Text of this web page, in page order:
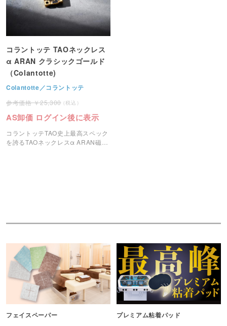
コラントッテ TAOネックレス
α ARAN クラシックゴールド
（Colantotte)
Colantotte／コラントッテ
25,300
AS卸価 ログイン後に表示
コラントッテTAO史上最高スペック
を誇るTAOネックレスα ARAN磁気
フェイスペーパー プレミアム粘着パッド